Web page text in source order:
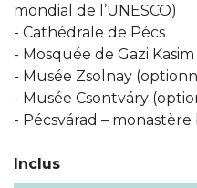
mondial de l’UNESCO)
- Cathédrale de Pécs
- Mosquée de Gazi Kasim
- Musée Zsolnay
- Musée Csontváry
- Pécsvárad –
Inclus